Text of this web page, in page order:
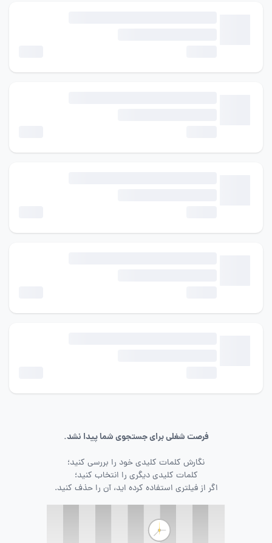
فرصت شغلی برای جستجوی شما پیدا نشد.
نگارش کلمات کلیدی خود را بررسی کنید؛
کلمات کلیدی دیگری را انتخاب کنید؛
اگر از فیلتری استفاده کرده اید، آن را حذف کنید.